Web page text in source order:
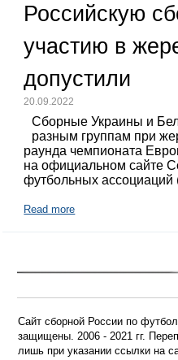
Российскую
участию в
допустили
20.09.2022
Сборные Украины и
разным группам при
раунда чемпионата
на официальном сайте
футбольных
Read more
Сайт сборной России по
защищены. 2006 - 2021 гг.
лишь при указании ссылки на